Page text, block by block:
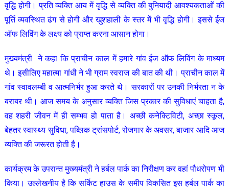
वृद्धि होगी। प्रति व्यक्ति आय में वृद्धि से व्यक्ति की बुनियादी आवश्यकताओं की
पूर्ति व्यवस्थित ढंग से होगी और खुशहाली के स्तर में भी वृद्धि होगी। इससे ईज
ऑफ लिविंग के लक्ष्य को प्राप्त करना आसान होगा।
मुख्यमंत्री ने कहा कि प्राचीन काल में हमारे गांव ईज ऑफ लिविंग के माध्यम
थे। इसीलिए महात्मा गांधी ने भी ग्राम स्वराज की बात की थी। प्राचीन काल में
गांव स्वावलम्बी व आत्मनिर्भर हुआ करते थे। सरकारों पर उनकी निर्भरता न के
बराबर थी। आज समय के अनुसार व्यक्ति जिस प्रकार की सुविधाएं चाहता है,
वह शहरी जीवन में ही सम्भव हो पाता है। अच्छी कनेक्टिविटी, अच्छा स्कूल,
बेहतर स्वास्थ्य सुविधा, पब्लिक ट्रांसपोर्ट, रोजगार के अवसर, बाजार आदि आज
व्यक्ति की जरूरत होती है।
कार्यक्रम के उपरान्त मुख्यमंत्री ने हर्बल पार्क का निरीक्षण कर वहां पौधरोपण भी
किया। उल्लेखनीय है कि सर्किट हाउस के समीप विकसित इस हर्बल पार्क का